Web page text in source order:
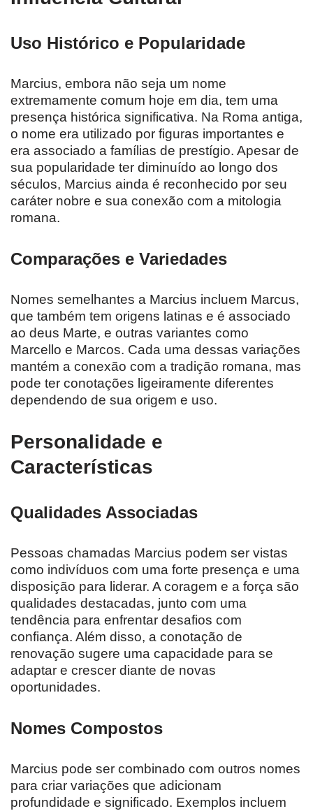
Uso Histórico e Popularidade
Marcius, embora não seja um nome
extremamente comum hoje em dia, tem uma
presença histórica significativa. Na Roma antiga,
o nome era utilizado por figuras importantes e
era associado a famílias de prestígio. Apesar de
sua popularidade ter diminuído ao longo dos
séculos, Marcius ainda é reconhecido por seu
caráter nobre e sua conexão com a mitologia
romana.
Comparações e Variedades
Nomes semelhantes a Marcius incluem Marcus,
que também tem origens latinas e é associado
ao deus Marte, e outras variantes como
Marcello e Marcos. Cada uma dessas variações
mantém a conexão com a tradição romana, mas
pode ter conotações ligeiramente diferentes
dependendo de sua origem e uso.
Personalidade e
Características
Qualidades Associadas
Pessoas chamadas Marcius podem ser vistas
como indivíduos com uma forte presença e uma
disposição para liderar. A coragem e a força são
qualidades destacadas, junto com uma
tendência para enfrentar desafios com
confiança. Além disso, a conotação de
renovação sugere uma capacidade para se
adaptar e crescer diante de novas
oportunidades.
Nomes Compostos
Marcius pode ser combinado com outros nomes
para criar variações que adicionam
profundidade e significado. Exemplos incluem